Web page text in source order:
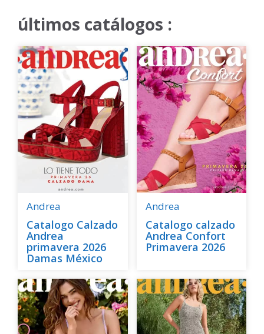
últimos catálogos :
Andrea
Catalogo Calzado
Andrea
primavera 2026
Damas México
Andrea
Catalogo calzado
Andrea Confort
Primavera 2026